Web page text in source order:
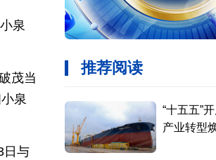
泉
茂当
泉
日与